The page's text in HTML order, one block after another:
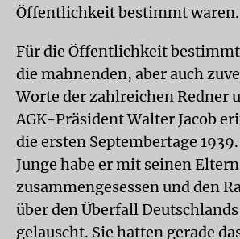
Öffentlichkeit bestimmt waren.
Für die Öffentlichkeit
die mahnenden, aber auch
Worte der zahlreichen Redner
AGK-Präsident Walter Jacob
die ersten Septembertage
Junge habe er mit seinen Eltern
zusammengesessen und den
über den Überfall
gelauscht. Sie hatten gerade